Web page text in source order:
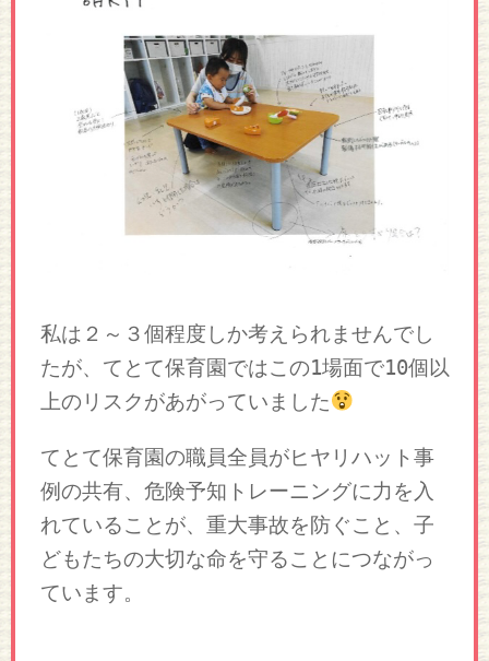
私は２～３個程度しか考えられませんでし
たが、てとて保育園ではこの1場面で10個以
上のリスクがあがっていました
てとて保育園の職員全員がヒヤリハット事
例の共有、危険予知トレーニングに力を入
れていることが、重大事故を防ぐこと、子
どもたちの大切な命を守ることにつながっ
ています。